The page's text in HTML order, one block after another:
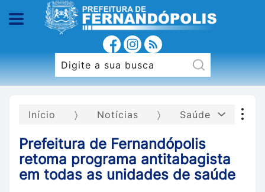
Início Notícias Saúde
Prefeitura de Fernandópolis
retoma programa antitabagista
em todas as unidades de saúde